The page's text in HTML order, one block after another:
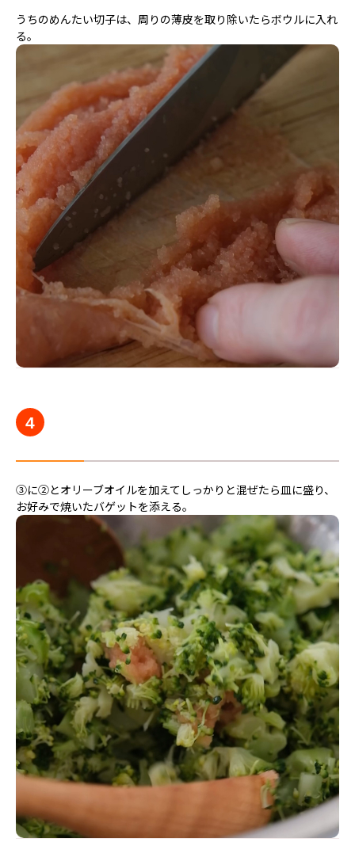
うちのめんたい切子は、周りの薄皮を取り除いたらボウルに入れ
る。
4
③に②とオリーブオイルを加えてしっかりと混ぜたら皿に盛り、
お好みで焼いたバゲットを添える。